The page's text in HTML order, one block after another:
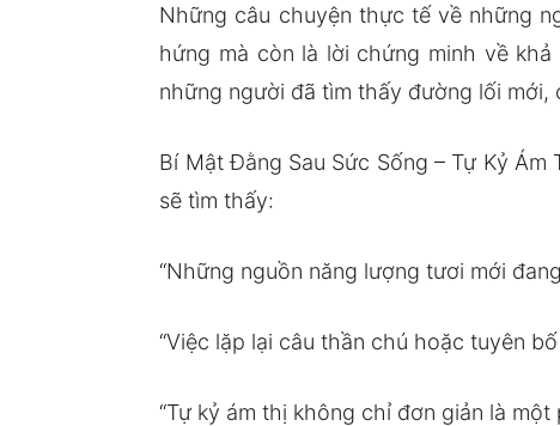
Những câu chuyện thực tế về những
hứng mà còn là lời chứng minh về
những người đã tìm thấy đường lối mới,
Bí Mật Đằng Sau Sức Sống – Tự Kỷ
sẽ tìm thấy:
“Những nguồn năng lượng tươi mới
“Việc lặp lại câu thần chú hoặc tuyên
“Tự kỷ ám thị không chỉ đơn giản là